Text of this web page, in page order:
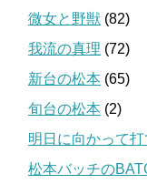
微女と野獣 (82)
我流の真理 (72)
新台の松本 (65)
旬台の松本 (2)
明日に向かって打
松本バッチの